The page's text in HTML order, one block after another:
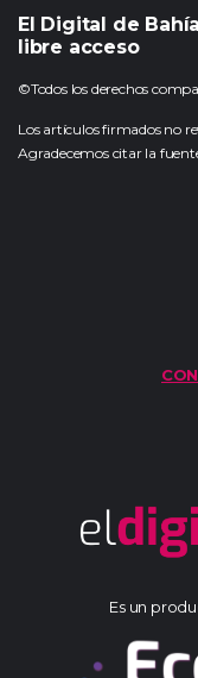
El Digital de
libre acceso
©Todos los derechos
Los artículos firmados no
Agradecemos citar la
Es un